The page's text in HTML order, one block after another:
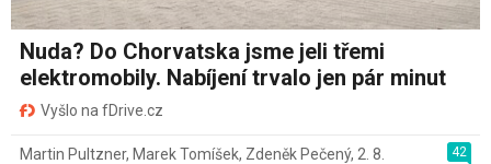
Nuda? Do Chorvatska jsme jeli třemi
elektromobily. Nabíjení trvalo jen pár minut
Vyšlo na fDrive.cz
42
Martin Pultzner, Marek Tomíšek, Zdeněk Pečený, 2. 8.